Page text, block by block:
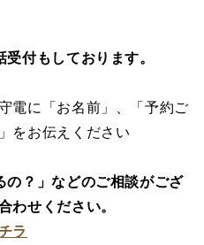
付もしております。
電に「お名前」、「予約ご
をお伝えください
の？」などのご相談がござ
わせください。
ラ